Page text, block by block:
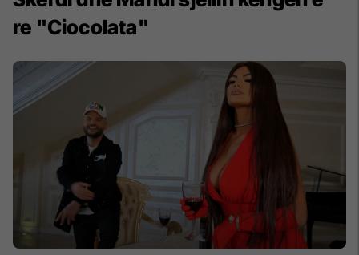
re "Ciocolata"